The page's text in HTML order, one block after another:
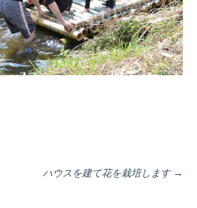
ハウスを建て花を栽培します →